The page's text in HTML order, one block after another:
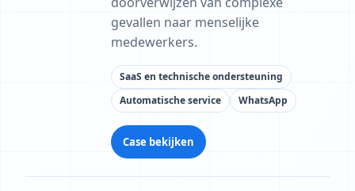
gevallen naar menselijke
medewerkers.
SaaS en technische ondersteuning
Automatische service
WhatsApp
Case bekijken